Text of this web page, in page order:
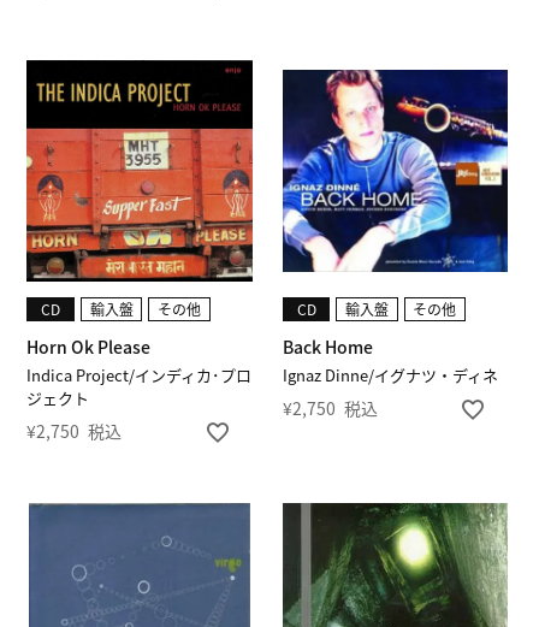
Indica Project/インディカ･プロ
ジェクト
Horn Ok Please
CD 輸入盤 その他
¥2,750 税込
Ignaz Dinne/イグナツ・ディネ
Back Home
CD 輸入盤 その他
¥2,750 税込